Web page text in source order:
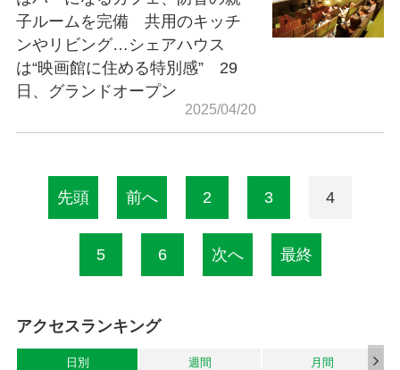
子ルームを完備 共用のキッチ
ンやリビング…シェアハウス
は“映画館に住める特別感” 29
日、グランドオープン
2025/04/20
先頭 前へ 2 3 4
5 6 次へ 最終
アクセスランキング
日別 週間 月間